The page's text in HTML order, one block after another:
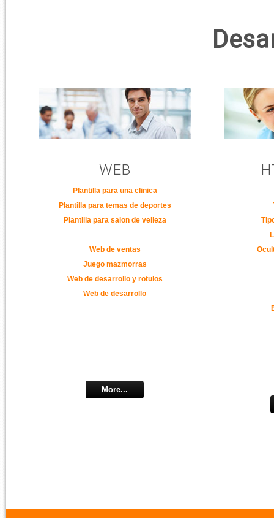
WEB
Plantilla para una clinica
Plantilla para temas de deportes
Plantilla para salon de velleza
Web de ventas
Juego mazmorras
Web de desarrollo y rotulos
Web de desarrollo